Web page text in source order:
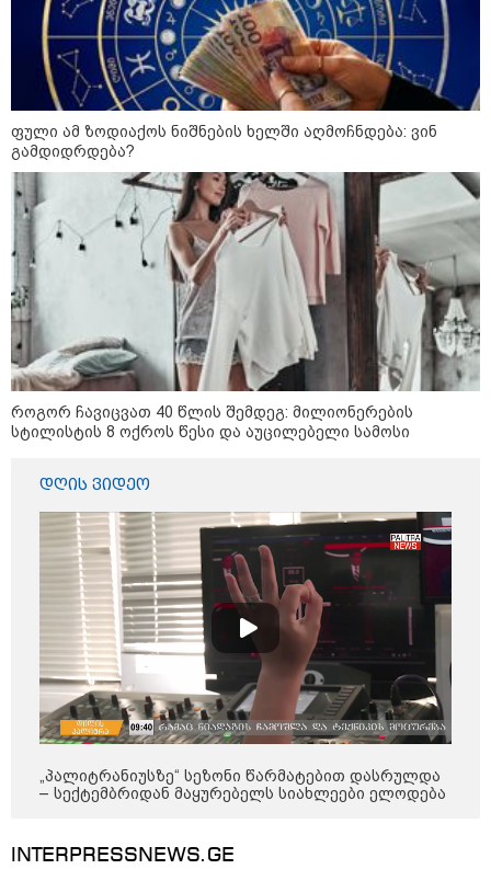
ამერიკელს, შეუძლია
ჩამოვიდეს, დახარჯოს ფული...
არავინ შეზღუდული არაა" -
კალაძე
კატეგორიის ყველა სიახლე
„რიკოთის მსგავსი რთული
საინჟინრო ობიექტების მოვლა-
პატრონობა განსაკუთრებულ
პასუხისმგებლობას მოითხოვს“-
რატომ გახდა საჭირო გზების
მოვლა-პატრონობისთვის
სახელმწიფო კომპანიის შექმნა
„რუსთაველზე მდებარე
გაუქმებებს იღებენ, საკმაოდ დიდი
ზარალისკენ წავალთ - მეგონა,
„ფასები 2-3 წელში გაორმაგდება“
- ლოკაციები თბილისის
შემოგარენში, სადაც შესაძლოა,
მიწები გაძვირდეს
სამართალი
ფული ამ ზოდიაქოს ნიშნების ხელში აღმოჩნდება: ვინ
გამდიდრდება?
როგორ ჩავიცვათ 40 წლის შემდეგ: მილიონერების
სტილისტის 8 ოქროს წესი და აუცილებელი სამოსი
დღის ვიდეო
„პალიტრანიუსზე“ სეზონი წარმატებით დასრულდა
– სექტემბრიდან მაყურებელს სიახლეები ელოდება
INTERPRESSNEWS.GE